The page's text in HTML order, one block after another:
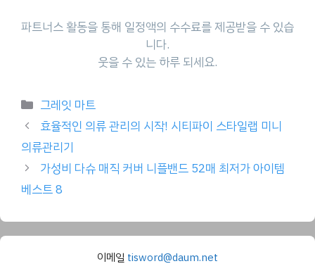
파트너스 활동을 통해 일정액의 수수료를 제공받을 수 있습
니다.
웃을 수 있는 하루 되세요.
Categories
그레잇 마트
효율적인 의류 관리의 시작! 시티파이 스타일랩 미니
의류관리기
가성비 다슈 매직 커버 니플밴드 52매 최저가 아이템
베스트 8
이메일 tisword@daum.net